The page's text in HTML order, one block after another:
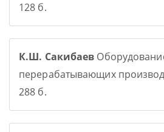
128 б.
К.Ш. Сакибаев
перерабатывающих
288 б.